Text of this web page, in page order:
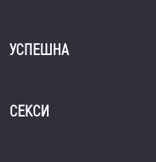
УСПЕШНА
СЕКСИ